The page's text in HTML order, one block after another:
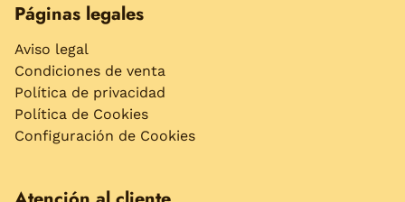
Páginas legales
Aviso legal
Condiciones de venta
Política de privacidad
Política de Cookies
Configuración de Cookies